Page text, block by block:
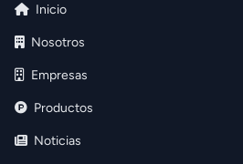
Inicio
Nosotros
Empresas
Productos
Noticias